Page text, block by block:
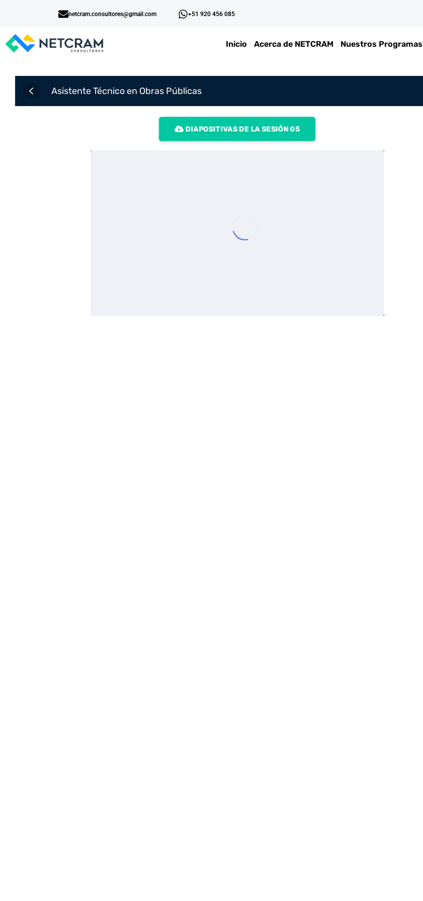
+51 920 456 085
netcram.consultores@gmail.com
Inicio Acerca de NETCRAM Nuestros Programas
Asistente Técnico en Obras Públicas
DIAPOSITIVAS DE LA SESIÓN 05